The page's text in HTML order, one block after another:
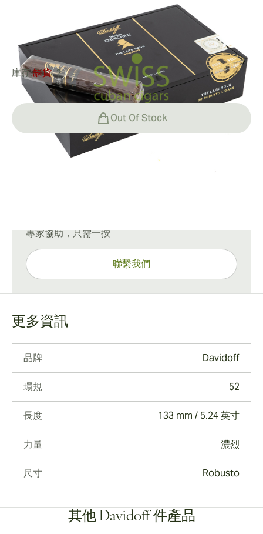
133 mm / 5.24 英寸
0點評
庫存:缺貨 ?
Out Of Stock
專家協助，只需一按
聯繫我們
更多資訊
品牌 Davidoff
環規 52
長度 133 mm / 5.24 英寸
力量 濃烈
尺寸 Robusto
其他 Davidoff 件產品